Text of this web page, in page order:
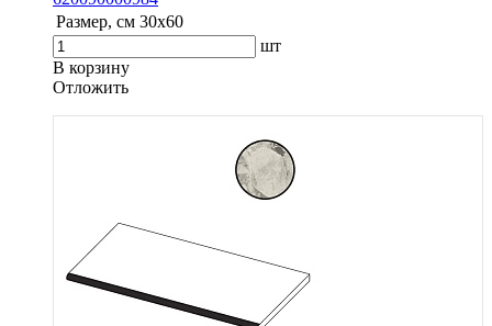
Размер, см 30x60
шт
В корзину
Oтложить